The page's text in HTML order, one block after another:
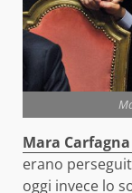
Mara
erano
oggi invece lo